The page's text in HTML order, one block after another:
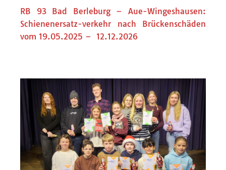
RB 93 Bad Berleburg – Aue-Wingeshausen:
Schienenersatz-verkehr nach Brückenschäden
vom 19.05.2025 – 12.12.2026